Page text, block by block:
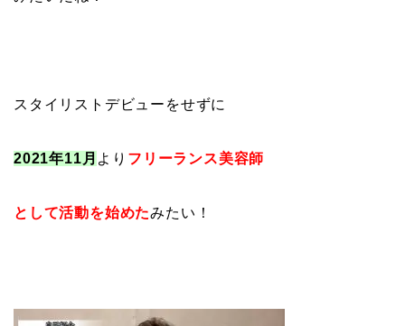
スタイリストデビューをせずに
2021年11月 より フリーランス美容師
として活動を始めたみたい！